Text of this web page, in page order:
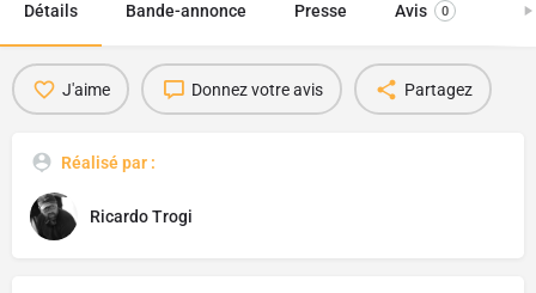
Détails Bande-annonce Presse Avis 0
J'aime Donnez votre avis Partagez
Réalisé par :
Ricardo Trogi